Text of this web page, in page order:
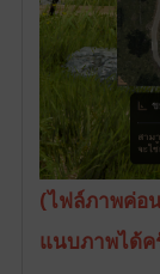
(ไฟล์ภาพค่อ
แนบภาพได้ค